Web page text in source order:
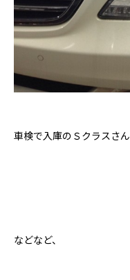
車検で入庫のＳクラスさん
などなど、